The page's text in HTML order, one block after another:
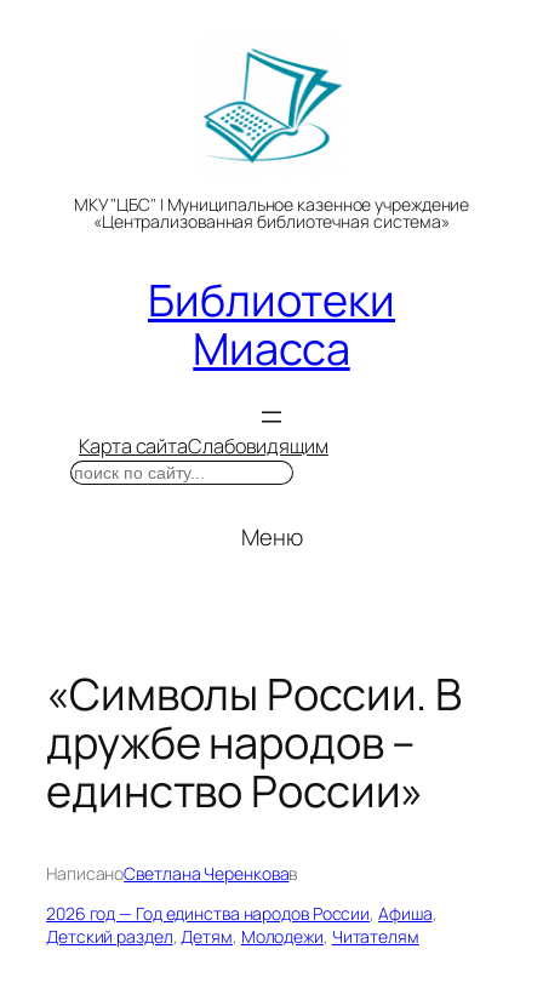
МКУ "ЦБС" | Муниципальное казенное учреждение
«Централизованная библиотечная система»
Библиотеки
Миасса
Карта сайтаСлабовидящим
Поиск
Меню
«Символы России. В
дружбе народов –
единство России»
НаписаноСветлана Черенковав
2026 год — Год единства народов России, Афиша
Детский раздел, Детям, Молодежи, Читателям